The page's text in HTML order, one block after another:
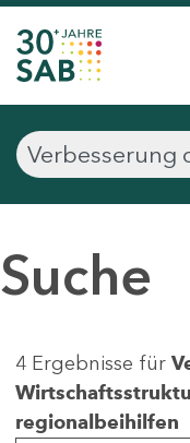
Suche
4 Ergebnisse für
regionalbeihilfen